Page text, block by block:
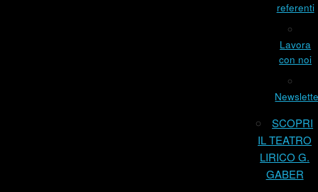
referenti
Lavora
con noi
SCOPRI
IL TEATRO
LIRICO G.
GABER